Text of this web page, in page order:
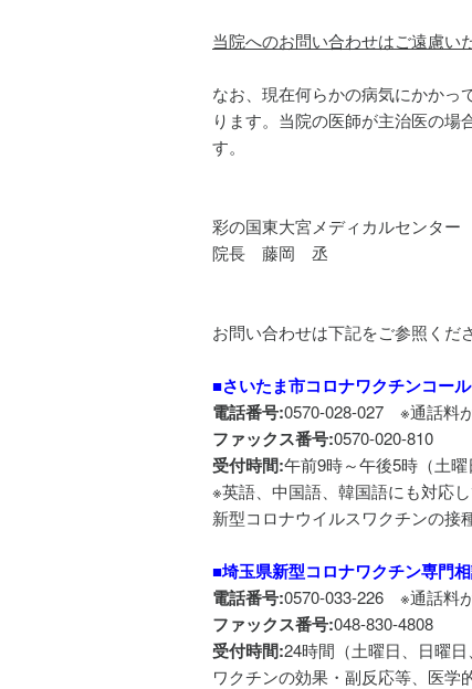
当院へのお問い合わせはご遠慮い
なお、現在何らかの病気にかかっ
ります。当院の医師が主治医の
す。
彩の国東大宮メディカルセンター
院長 藤岡 丞
お問い合わせは下記をご参照くだ
■さいたま市コロナワクチンコー
電話番号:0570-028-027 ※通話料が
ファックス番号:0570-020-810
受付時間:午前9時～午後5時（土曜
※英語、中国語、韓国語にも対応し
新型コロナウイルスワクチンの接
■埼玉県新型コロナワクチン専門
電話番号:0570-033-226 ※通話料が
ファックス番号:048-830-4808
受付時間:24時間（土曜日、日曜日
ワクチンの効果・副反応等、医学